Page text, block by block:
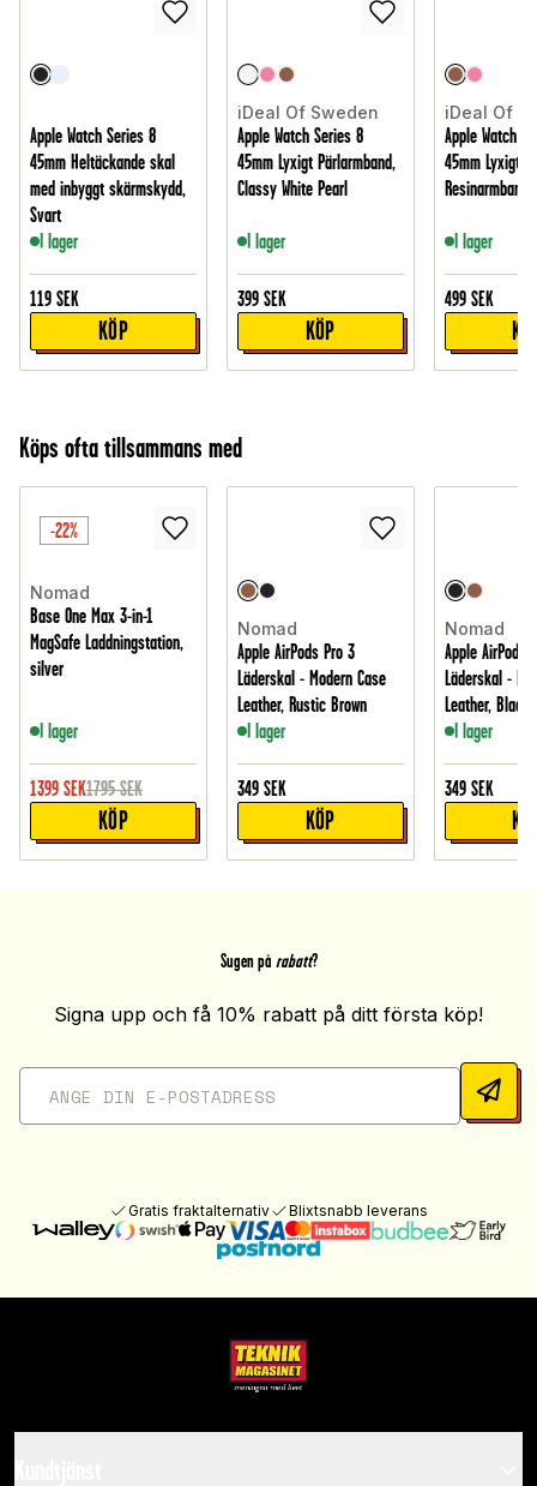
Apple Watch Series 8
45mm Heltäckande skal
med inbyggt skärmskydd,
Svart
I lager
119 SEK
KÖP
iDeal Of Sweden
Apple Watch Series 8
45mm Lyxigt Pärlarmband,
Classy White Pearl
I lager
399 SEK
KÖP
iDeal Of
Apple Watch
45mm Lyxigt
I lager
499 SEK
Köps ofta tillsammans med
-22%
Nomad
Base One Max 3-in-1
MagSafe Laddningstation,
silver
I lager
1399 SEK1795 SEK
KÖP
Nomad
Apple AirPods Pro 3
Läderskal - Modern Case
Leather, Rustic Brown
I lager
349 SEK
KÖP
Nomad
Apple AirPods
Läderskal -
Leather, Black
I lager
349 SEK
Sugen på rabatt?
Signa upp och få 10% rabatt på ditt första köp!
Gratis fraktalternativ Blixtsnabb leverans